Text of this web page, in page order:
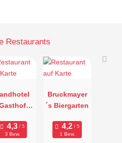
Restaurants
3 Bew.
Bruckmayer
´s Biergarten
1 Bew.